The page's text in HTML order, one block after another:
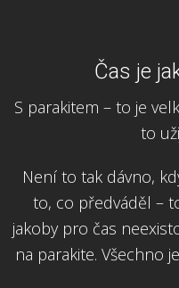
Čas je
S parakitem – to je
to
Není to tak dávno,
to, co předváděl –
jakoby pro čas
na parakite. Všechno